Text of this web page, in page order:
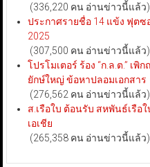
(336,220 คน อ่านข่าวนี้แล้ว)
ประกาศรายชื่อ 14 แข้ง ฟุต
2025
(307,500 คน อ่านข่าวนี้แล้ว)
โปรโมเตอร์ ร้อง “ก.ล.ต.” เ
ยักษ์ใหญ่ ข้อหาปลอมเอกสาร
(276,562 คน อ่านข่าวนี้แล้ว)
ส.เรือใบ ต้อนรับ สหพันธ์เรือ
เอเชีย
(265,358 คน อ่านข่าวนี้แล้ว)